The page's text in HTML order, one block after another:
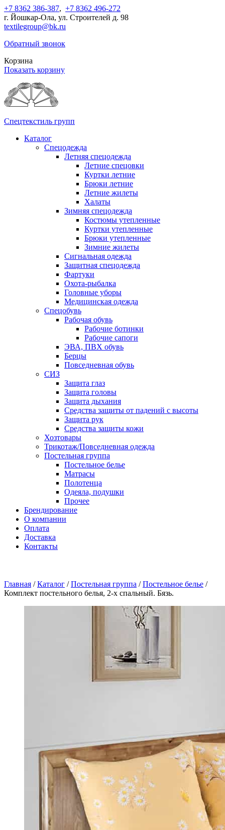
+7 8362 386-387, +7 8362 496-272
г. Йошкар-Ола, ул. Строителей д. 98
textilegroup@bk.ru
Обратный звонок
Корзина
Показать корзину
Спецтекстиль групп
Каталог
Спецодежда
Летняя спецодежда
Летние спецовки
Куртки летние
Брюки летние
Летние жилеты
Халаты
Зимняя спецодежда
Костюмы утепленные
Куртки утепленные
Брюки утепленные
Зимние жилеты
Сигнальная одежда
Защитная спецодежда
Фартуки
Охота-рыбалка
Головные уборы
Медицинская одежда
Спецобувь
Рабочая обувь
Рабочие ботинки
Рабочие сапоги
ЭВА, ПВХ обувь
Берцы
Повседневная обувь
СИЗ
Защита глаз
Защита головы
Защита дыхания
Средства защиты от падений с высоты
Защита рук
Средства защиты кожи
Хозтовары
Трикотаж/Повседневная одежда
Постельная группа
Постельное белье
Матрасы
Полотенца
Одеяла, подушки
Прочее
Брендирование
О компании
Оплата
Доставка
Контакты
Главная / Каталог / Постельная группа / Постельное белье /
Комплект постельного белья, 2-x спальный. Бязь.